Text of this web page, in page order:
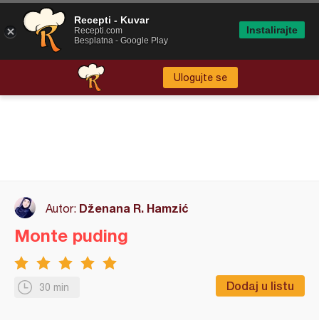
Ulogujte se
Autor: Dženana R. Hamzić
30 min Dodaj u listu
Monte puding
Recepti - Kuvar
Recepti.com
Besplatna - Google Play
Instalirajte